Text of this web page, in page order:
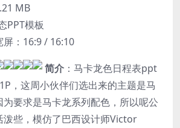
MB
PPT模板
屏：16:9 / 16:10
简介 ：马卡龙色日程表ppt
，这周小伙伴们选出来的主题是马
要求是马卡龙系列配色，所以呢公
泼些，模仿了巴西设计师Victor